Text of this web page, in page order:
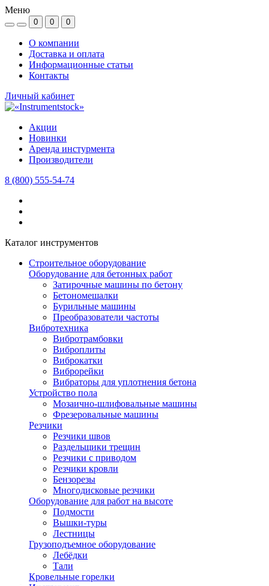
Меню
0 0 0
О компании
Доставка и оплата
Информационные статьи
Контакты
Личный кабинет
Акции
Новинки
Аренда инстурмента
Производители
8 (800) 555-54-74
Каталог инструментов
Строительное оборудование
Оборудование для бетонных работ
Затирочные машины по бетону
Бетономешалки
Бурильные машины
Преобразователи частоты
Вибротехника
Вибротрамбовки
Виброплиты
Виброкатки
Виброрейки
Вибраторы для уплотнения бетона
Устройство пола
Мозаично-шлифовальные машины
Фрезеровальные машины
Резчики
Резчики швов
Раздельщики трещин
Резчики с приводом
Резчики кровли
Бензорезы
Многодисковые резчики
Оборудование для работ на высоте
Подмости
Вышки-туры
Лестницы
Грузоподъемное оборудование
Лебёдки
Тали
Кровельные горелки